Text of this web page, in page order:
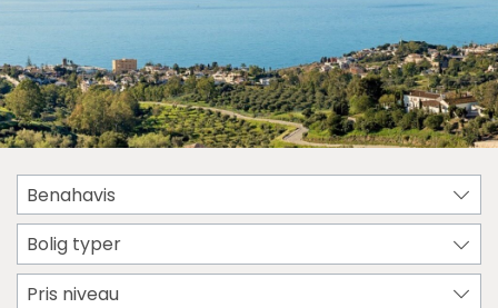
Benahavis
Bolig typer
Pris niveau